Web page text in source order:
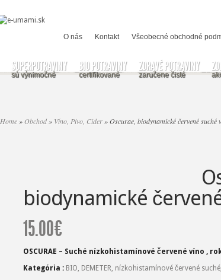
O nás Kontakt Všeobecné obchodné
SUPERPOTRAVINY
sú výnimočné
BIO POTRAVINY
certifikované
ZDRAVÉ POTRAVINY
zaručene čisté
Home »Obchod » Víno, Pivo, Cider »Oscurae, biodynamické červené suché
biodynamické
15.00€
OSCURAE – Suché nízkohistamínové červené víno ,
Kategória : BIO, DEMETER, nízkohistamínové červené